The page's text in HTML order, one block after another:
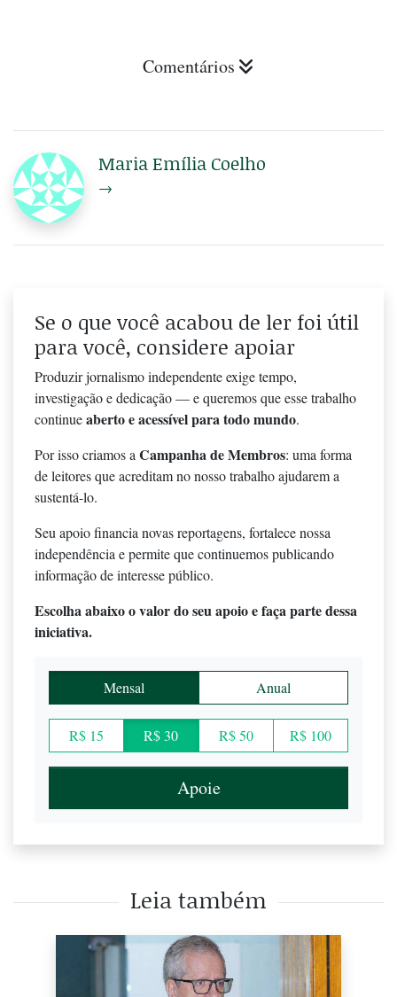
Comentários
Maria Emília Coelho
→
Se o que você acabou de ler foi útil
para você, considere apoiar
Produzir jornalismo independente exige tempo,
investigação e dedicação — e queremos que esse trabalho
continueaberto e acessível para todo mundo.
Por isso criamos a Campanha de Membros: uma forma
de leitores que acreditam no nosso trabalho ajudarem a
sustentá-lo.
Seu apoio financia novas reportagens, fortalece nossa
independência e permite que continuemos publicando
informação de interesse público.
Escolha abaixo o valor do seu apoio e faça parte dessa
iniciativa.
Mensal Anual
R$ 15 R$ 30 R$ 50 R$ 100
Apoie
Leia também